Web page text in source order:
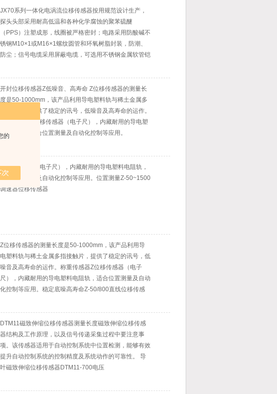
的
JX70系列一体化电涡流位移传感器按用规范设计生产，
探头头部采用耐高低温和各种化学腐蚀的聚苯硫醚
（PPS）注塑成形，线圈被严格密封；电路采用防酸碱不
锈钢M10×1或M16×1螺纹圆管和环氧树脂封装，防潮、
防尘；信号电缆采用屏蔽电缆，可选用不锈钢金属软管铠
开封位移传感器Z低噪音、高寿命 Z位移传感器的测量长
度是50-1000mm，该产品利用导电塑料轨与稀土金属多
指接触片，提供了稳定的讯号，低噪音及高寿命的运作。
称重传感器Z位移传感器（电子尺），内藏耐用的导电塑
料电阻轨，适合位置测量及自动化控制等应用。
Z位移传感器（电子尺），内藏耐用的导电塑料电阻轨，
适合位置测量及自动化控制等应用。位置测量Z-50~1500
调速器位移传感器
Z位移传感器的测量长度是50-1000mm，该产品利用导
电塑料轨与稀土金属多指接触片，提供了稳定的讯号，低
噪音及高寿命的运作。称重传感器Z位移传感器（电子
尺），内藏耐用的导电塑料电阻轨，适合位置测量及自动
化控制等应用。稳定底噪高寿命Z-50/800直线位移传感
DTM11磁致伸缩位移传感器测量长度磁致伸缩位移传感
器结构及工作原理，以及信号传递采集过程中要注意事
项。该传感器适用于自动控制系统中位置检测，能够有效
提升自动控制系统的控制精度及系统动作的可靠性。 导
叶磁致伸缩位移传感器DTM11-700电压